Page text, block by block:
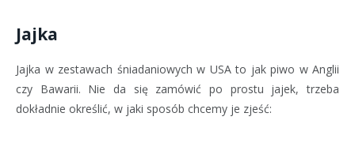
Jajka
Jajka w zestawach śniadaniowych w USA to jak piwo w Anglii
czy Bawarii. Nie da się zamówić po prostu jajek, trzeba
dokładnie określić, w jaki sposób chcemy je zjeść: